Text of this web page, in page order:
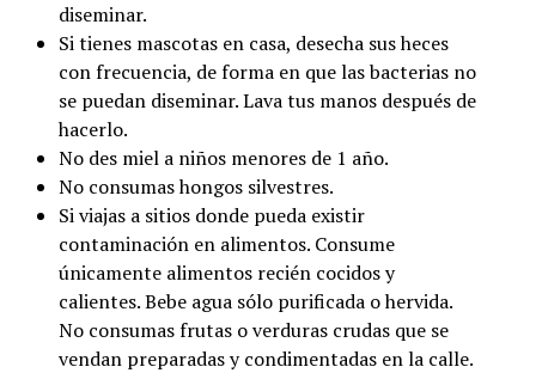
diseminar.
Si tienes mascotas en casa, desecha sus heces
con frecuencia, de forma en que las bacterias no
se puedan diseminar. Lava tus manos después de
hacerlo.
No des miel a niños menores de 1 año.
No consumas hongos silvestres.
Si viajas a sitios donde pueda existir
contaminación en alimentos. Consume
únicamente alimentos recién cocidos y
calientes. Bebe agua sólo purificada o hervida.
No consumas frutas o verduras crudas que se
vendan preparadas y condimentadas en la calle.